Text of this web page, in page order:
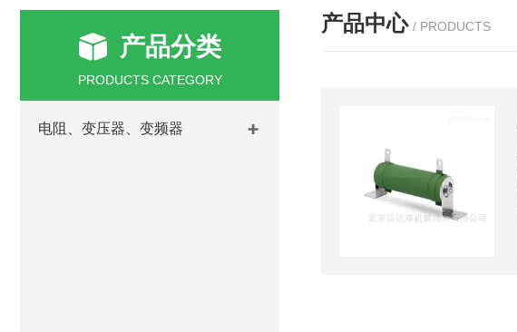
产品分类
PRODUCTS CATEGORY
电阻、变压器、变频器
产品中心 / PRODUCTS